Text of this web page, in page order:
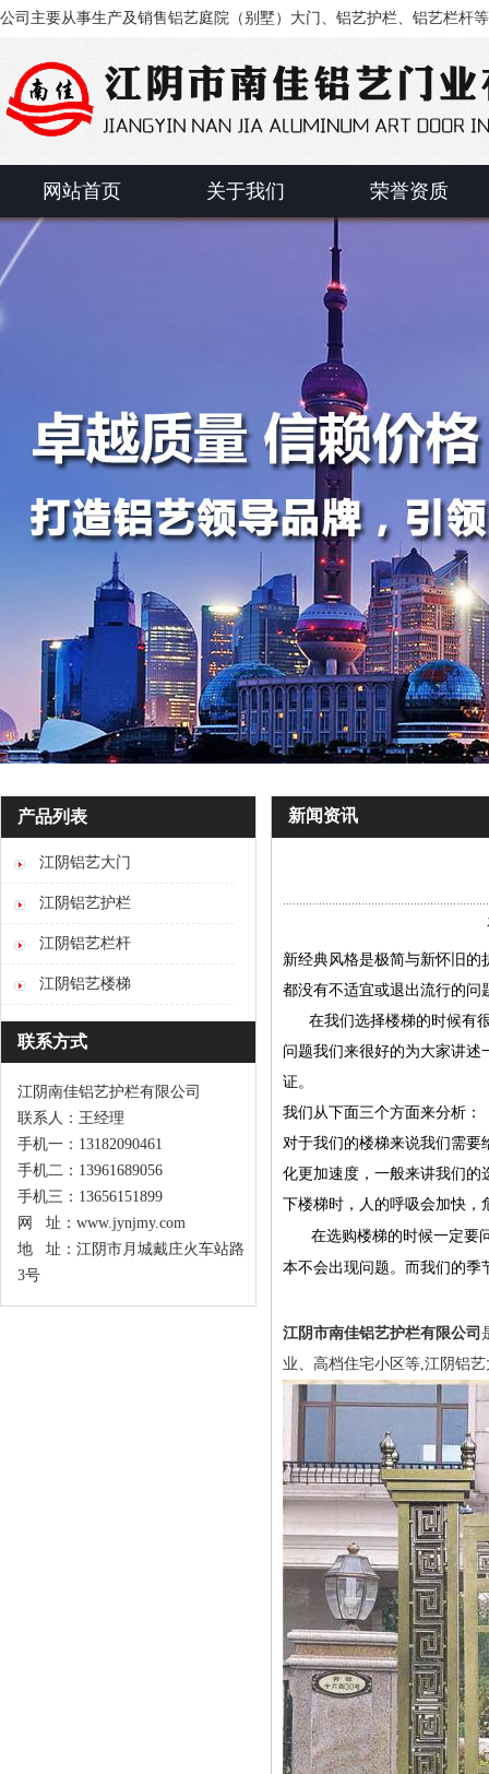
公司主要从事生产及销售铝艺庭院（别墅）大门、铝艺护栏、铝艺栏杆
网站首页 关于我们 荣誉资质
产品列表
江阴铝艺大门
江阴铝艺护栏
江阴铝艺栏杆
江阴铝艺楼梯
联系方式
江阴南佳铝艺护栏有限公司
联系人：王经理
手机一：13182090461
手机二：13961689056
手机三：13656151899
网 址：www.jynjmy.com
地 址：江阴市月城戴庄火车站路
3号
新闻资讯
新经典风格是极简与新怀旧
都没有不适宜或退出流行的问
在我们选择楼梯的时候有很
问题我们来很好的为大家讲
证。
我们从下面三个方面来分析：
对于我们的楼梯来说我们需要
化更加速度，一般来讲我们的
下楼梯时，人的呼吸会加快
在选购楼梯的时候一定要
本不会出现问题。而我们的
江阴市南佳铝艺护栏有限公司
业、高档住宅小区等,江阴铝艺